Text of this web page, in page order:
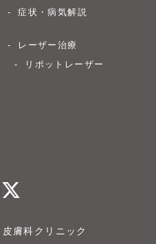
症状・病気解説
レーザー治療
リポットレーザー
膚科クリニック